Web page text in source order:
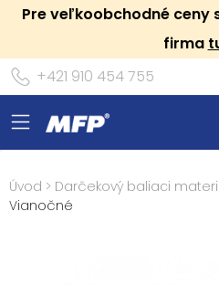
Pre veľkoobchodné ceny
firma
+421 910 454 755
Úvod > Darčekový baliaci
Vianočné